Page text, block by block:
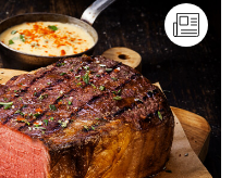
Odpowiedz
:)